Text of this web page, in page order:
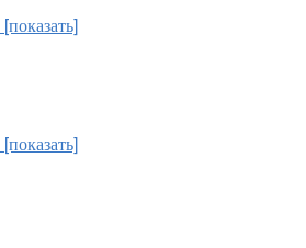
[показать]
[показать]